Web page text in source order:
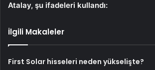
Atalay, şu ifadeleri kullandı:
İlgili Makaleler
First Solar hisseleri neden yükselişte?